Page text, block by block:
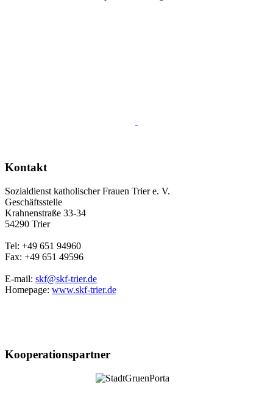
Kontakt
Sozialdienst katholischer Frauen Trier e. V.
Geschäftsstelle
Krahnenstraße 33-34
54290 Trier
Tel: +49 651 94960
Fax: +49 651 49596
E-mail: skf@skf-trier.de
Homepage: www.skf-trier.de
Kooperationspartner